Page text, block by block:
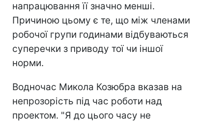
напрацювання її значно менші.
Причиною цьому є те, що між членами
робочої групи годинами відбуваються
суперечки з приводу тої чи іншої
норми.
Водночас Микола Козюбра вказав на
непрозорість під час роботи над
проектом. "Я до цього часу не